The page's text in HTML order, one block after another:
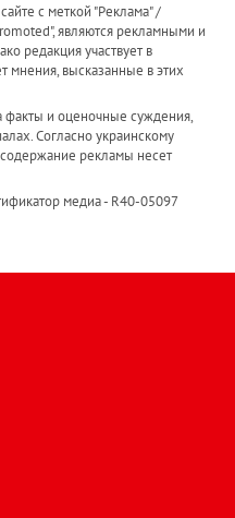
с меткой "Реклама" /
являются рекламными и
редакция участвует в
мнения, высказанные в этих
факты и оценочные суждения,
Согласно украинскому
содержание рекламы несет
медиа - R40-05097